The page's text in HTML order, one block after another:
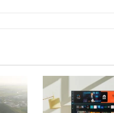
د
ل
ل
ذ
ه
ب